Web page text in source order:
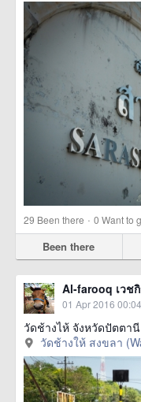
29 Been there · 0 Want to
Been there
Al-farooq เวช
01 Apr 2016 00:04
วัดช้างไห้ จังหวัดปัตตานี
วัดช้างให้ สงขลา